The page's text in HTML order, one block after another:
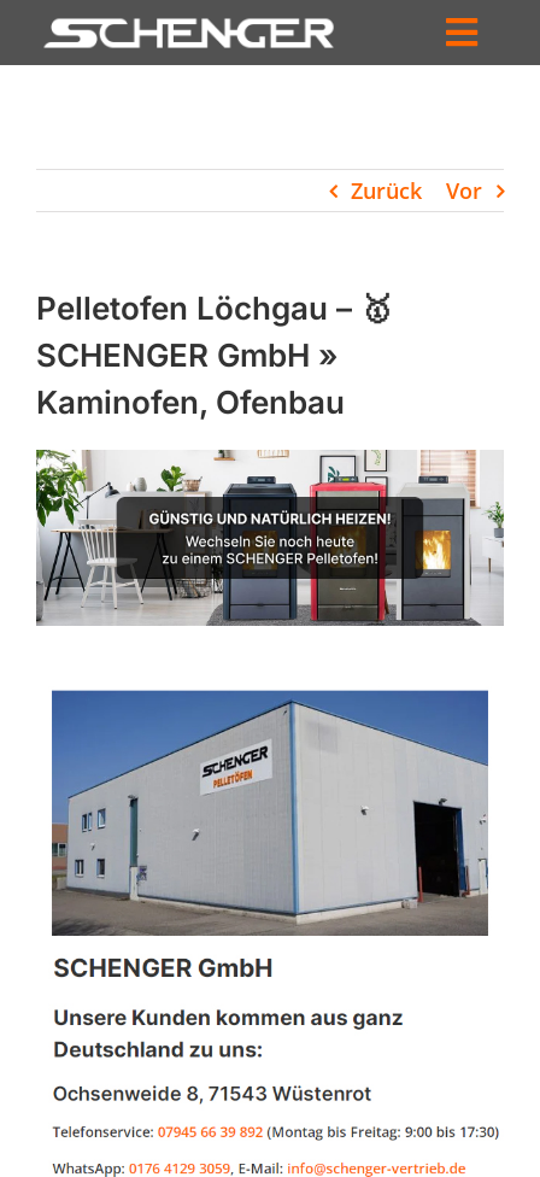
Inhalt
HÄNDLERSUCHE
UNTERNEHMEN
PROFIL
WARENKORB
PRODUCTS
SEARCH
Zurück Vor
Pelletofen Löchgau – 🥇
SCHENGER GmbH »
Kaminofen, Ofenbau